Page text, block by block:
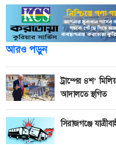
আরও পড়ুন
ট্রাম্পের ৪শ’
আদালতে স্থগিত
সিরাজগঞ্জে